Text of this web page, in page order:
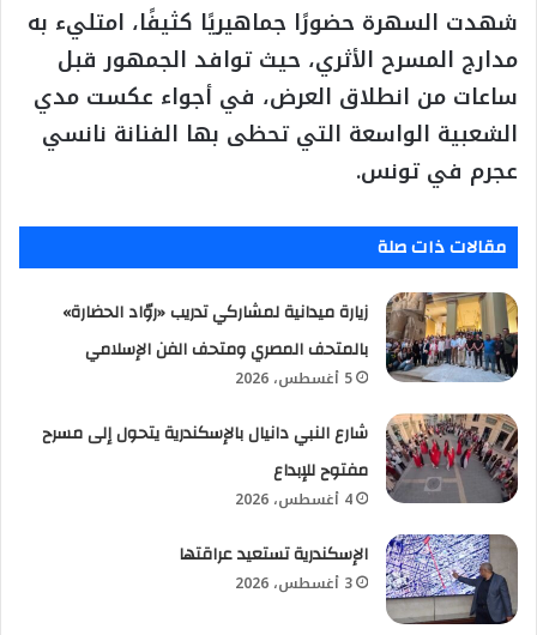
شهدت السهرة حضورًا جماهيريًا كثيفًا، امتليء به
مدارج المسرح الأثري، حيث توافد الجمهور قبل
ساعات من انطلاق العرض، في أجواء عكست مدي
الشعبية الواسعة التي تحظى بها الفنانة نانسي
عجرم في تونس.
مقالات ذات صلة
زيارة ميدانية لمشاركي تدريب «روّاد الحضارة»
بالمتحف المصري ومتحف الفن الإسلامي
5 أغسطس، 2026
شارع النبي دانيال بالإسكندرية يتحول إلى مسرح
مفتوح للإبداع
4 أغسطس، 2026
الإسكندرية تستعيد عراقتها
3 أغسطس، 2026